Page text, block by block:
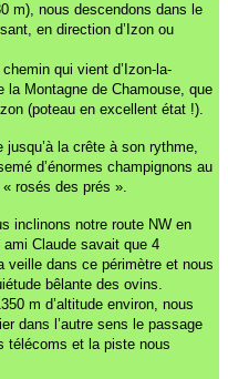
m), nous descendons dans le
en direction d’Izon ou
qui vient d’Izon-la-
la Montagne de Chamouse, que
(poteau en excellent état !).
la crête à son rythme,
d’énormes champignons au
rosés des prés ».
inclinons notre route NW en
Claude savait que 4
veille dans ce périmètre et nous
bêlante des ovins.
m d’altitude environ, nous
dans l’autre sens le passage
télécoms et la piste nous